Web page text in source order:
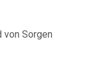
von Sorgen